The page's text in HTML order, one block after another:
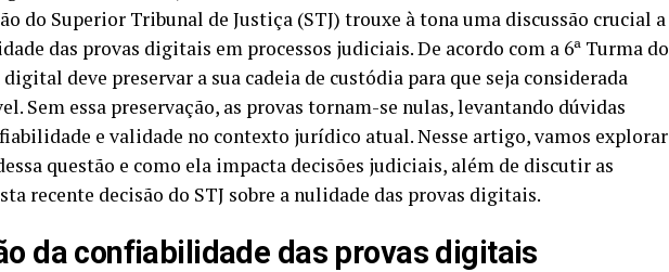
do Superior Tribunal de Justiça (STJ) trouxe à tona uma discussão crucial a
das provas digitais em processos judiciais. De acordo com a 6ª Turma do
digital deve preservar a sua cadeia de custódia para que seja considerada
Sem essa preservação, as provas tornam-se nulas, levantando dúvidas
e validade no contexto jurídico atual. Nesse artigo, vamos explorar
questão e como ela impacta decisões judiciais, além de discutir as
recente decisão do STJ sobre a nulidade das provas digitais.
da confiabilidade das provas digitais